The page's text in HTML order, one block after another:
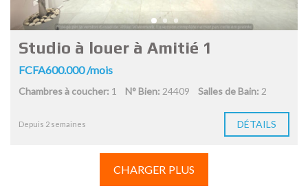
Studio à louer à Amitié 1
FCFA600.000 /mois
Chambres à coucher: 1 N° Bien: 24409 Salles de Bain: 2
Depuis 2 semaines DÉTAILS
CHARGER PLUS